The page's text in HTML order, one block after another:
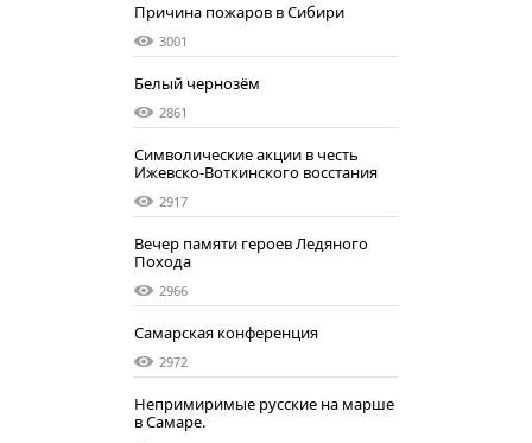
Причина пожаров в Сибири
3001
Белый чернозём
2861
Символические акции в честь
Ижевско-Воткинского восстания
2917
Вечер памяти героев Ледяного
Похода
2966
Самарская конференция
2972
Непримиримые русские на марше
в Самаре.